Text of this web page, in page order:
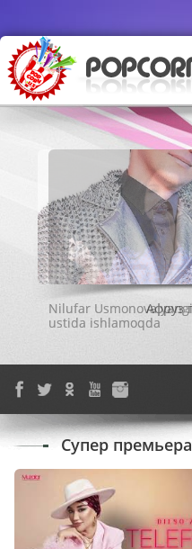
Афруз
Супер премьера